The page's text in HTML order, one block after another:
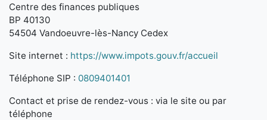
Centre des finances publiques
BP 40130
54504 Vandoeuvre-lès-Nancy Cedex
Site internet : https://www.impots.gouv.fr/accueil
Téléphone SIP : 0809401401
Contact et prise de rendez-vous : via le site ou par
téléphone